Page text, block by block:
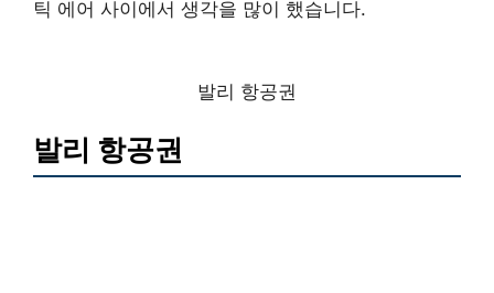
틱 에어 사이에서 생각을 많이 했습니다.
발리 항공권
발리 항공권